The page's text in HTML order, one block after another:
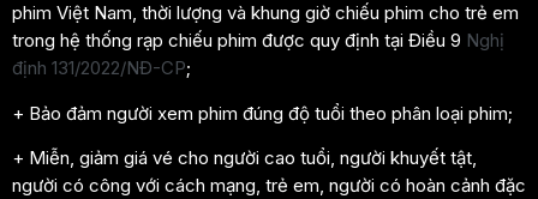
phim Việt Nam, thời lượng và khung giờ chiếu phim cho trẻ em
trong hệ thống rạp chiếu phim được quy định tại Điều 9 Nghị
định 131/2022/NĐ-CP;
+ Bảo đảm người xem phim đúng độ tuổi theo phân loại phim;
+ Miễn, giảm giá vé cho người cao tuổi, người khuyết tật,
người có công với cách mạng, trẻ em, người có hoàn cảnh đặc